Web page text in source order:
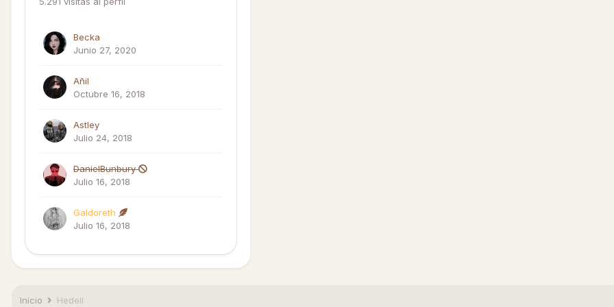
Becka
Junio 27, 2020
Añil
Octubre 16, 2018
Astley
Julio 24, 2018
DanielBunbury
Julio 16, 2018
Galdoreth
Julio 16, 2018
Inicio Hedell